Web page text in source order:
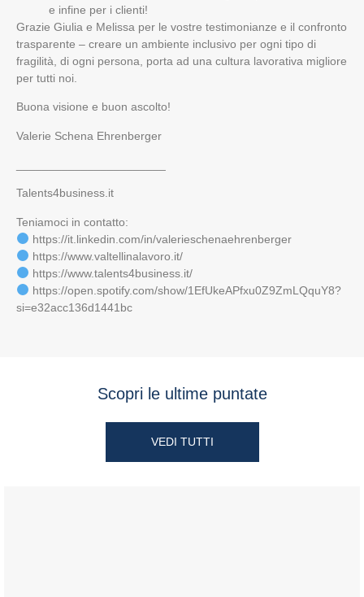
e infine per i clienti!
Grazie Giulia e Melissa per le vostre testimonianze e il confronto
trasparente – creare un ambiente inclusivo per ogni tipo di
fragilità, di ogni persona, porta ad una cultura lavorativa migliore
per tutti noi.
Buona visione e buon ascolto!
Valerie Schena Ehrenberger
Talents4business.it
Teniamoci in contatto:
https://it.linkedin.com/in/valerieschenaehrenberger
https://www.valtellinalavoro.it/
https://www.talents4business.it/
https://open.spotify.com/show/1EfUkeAPfxu0Z9ZmLQquY8?
si=e32acc136d1441bc
Scopri le ultime puntate
VEDI TUTTI